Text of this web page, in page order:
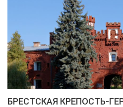
БРЕСТСКАЯ КРЕПОСТЬ-